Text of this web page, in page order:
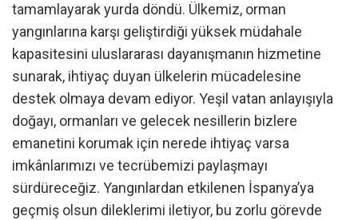
tamamlayarak yurda döndü. Ülkemiz, orman
yangınlarına karşı geliştirdiği yüksek müdahale
kapasitesini uluslararası dayanışmanın hizmetine
sunarak, ihtiyaç duyan ülkelerin mücadelesine
destek olmaya devam ediyor. Yeşil vatan anlayışıyla
doğayı, ormanları ve gelecek nesillerin bizlere
emanetini korumak için nerede ihtiyaç varsa
imkânlarımızı ve tecrübemizi paylaşmayı
sürdüreceğiz. Yangınlardan etkilenen İspanya’ya
geçmiş olsun dileklerimi iletiyor, bu zorlu görevde